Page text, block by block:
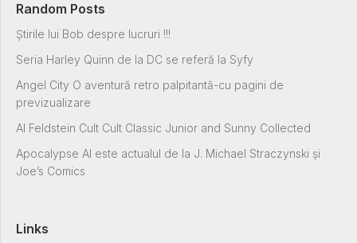
Random Posts
Știrile lui Bob despre lucruri !!!
Seria Harley Quinn de la DC se referă la Syfy
Angel City O aventură retro palpitantă-cu pagini de
previzualizare
Al Feldstein Cult Cult Classic Junior and Sunny Collected
Apocalypse Al este actualul de la J. Michael Straczynski și
Joe’s Comics
Links